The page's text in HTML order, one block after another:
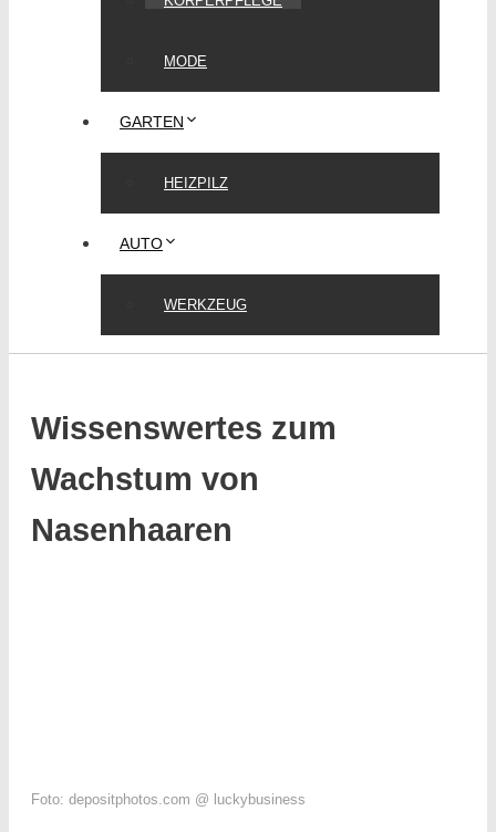
MODE
GARTEN
HEIZPILZ
AUTO
WERKZEUG
Wissenswertes zum
Wachstum von
Nasenhaaren
Foto: depositphotos.com @ luckybusiness